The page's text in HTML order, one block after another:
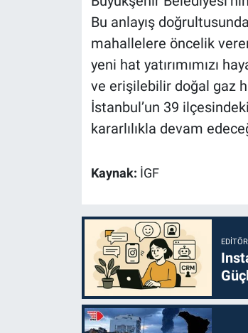
Bu anlayış
mahallelere öncelik
yeni hat yatırımımızı
ve erişilebilir doğal gaz
İstanbul’un 39
kararlılıkla devam
Kaynak: İGF